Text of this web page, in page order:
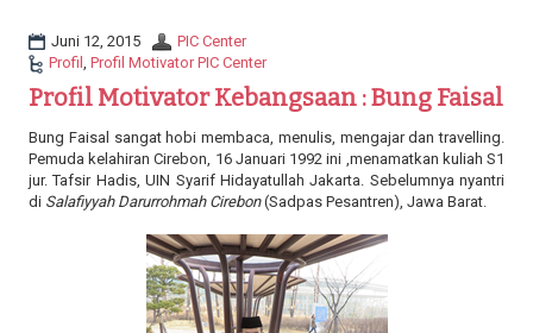
i
n
Juni 12, 2015
PIC Center
Profil , Profil Motivator PIC Center
Profil Motivator Kebangsaan : Bung Faisal
Bung Faisal sangat hobi membaca, menulis, mengajar dan travelling.
Pemuda kelahiran Cirebon, 16 Januari 1992 ini ,menamatkan kuliah S1
jur. Tafsir Hadis, UIN Syarif Hidayatullah Jakarta. Sebelumnya nyantri
di Salafiyyah Darurrohmah Cirebon(Sadpas Pesantren), Jawa Barat.